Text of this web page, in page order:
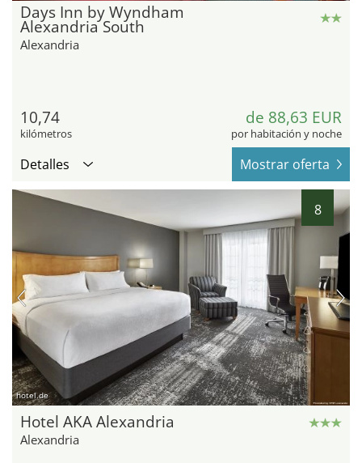
Days Inn by Wyndham
Alexandria South
Alexandria
10,74
kilómetros
de 88,63 EUR
por habitación y noche
Detalles Mostrar oferta
8
hotel.de
Hotel AKA Alexandria
Alexandria